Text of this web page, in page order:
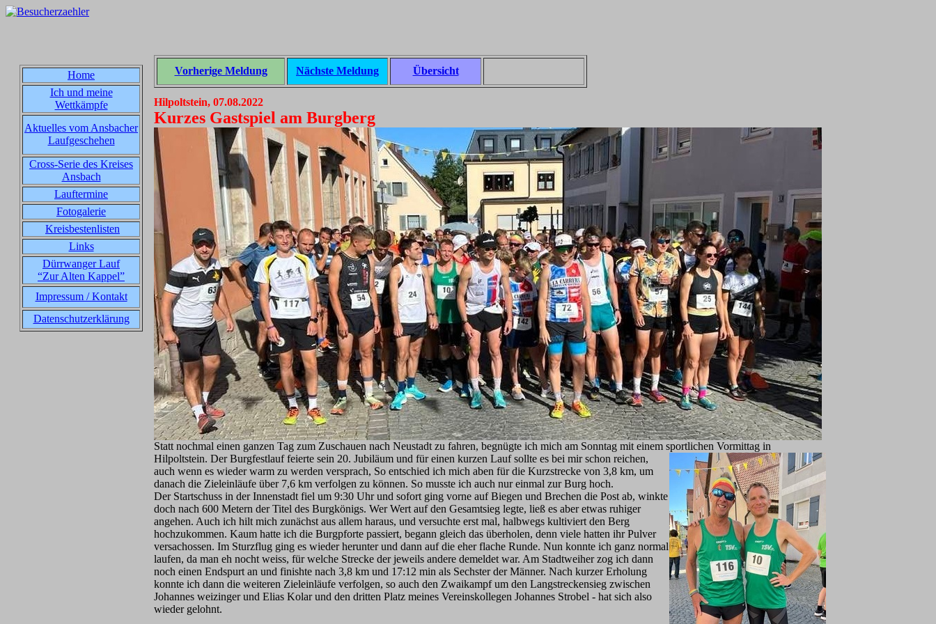
Home
Ich und meine
Wettkämpfe
Aktuelles vom Ansbacher
Laufgeschehen
Cross-Serie des Kreises
Ansbach
Lauftermine
Fotogalerie
Kreisbestenlisten
Links
Dürrwanger Lauf
“Zur Alten Kappel”
Impressum / Kontakt
Datenschutzerklärung
Vorherige Meldung Nächste Meldung Übersicht
Hilpoltstein, 07.08.2022
Kurzes Gastspiel am Burgberg
Statt nochmal einen ganzen Tag zum Zuschauen nach Neustadt zu fahren, begnügte ich mich am Sonntag mit einem sportlichen Vormittag in
Hilpoltstein. Der Burgfestlauf feierte sein 20. Jubiläum und für einen kurzen Lauf sollte es bei mir schon reichen,
auch wenn es wieder warm zu werden versprach, So entschied ich mich aben für die Kurzstrecke von 3,8 km, um
danach die Zieleinläufe über 7,6 km verfolgen zu können. So musste ich auch nur einmal zur Burg hoch.
Der Startschuss in der Innenstadt fiel um 9:30 Uhr und sofort ging vorne auf Biegen und Brechen die Post ab, winkte
doch nach 600 Metern der Titel des Burgkönigs. Wer Wert auf den Gesamtsieg legte, ließ es aber etwas ruhiger
angehen. Auch ich hilt mich zunächst aus allem haraus, und versuchte erst mal, halbwegs kultiviert den Berg
hochzukommen. Kaum hatte ich die Burgpforte passiert, begann gleich das überholen, denn viele hatten ihr Pulver
versachossen. Im Sturzflug ging es wieder herunter und dann auf die eher flache Runde. Nun konnte ich ganz normal
laufen, da man eh nocht weiss, für welche Strecke der jeweils andere demeldet war. Am Stadtweiher zog ich dann
noch einen Endspurt an und finishte nach 3,8 km und 17:12 min als Sechster der Männer. Nach kurzer Erholung
konnte ich dann die weiteren Zieleinläufe verfolgen, so auch den Zwaikampf um den Langstreckensieg zwischen
Johannes weizinger und Elias Kolar und den dritten Platz meines Vereinskollegen Johannes Strobel - hat sich also
wieder gelohnt.